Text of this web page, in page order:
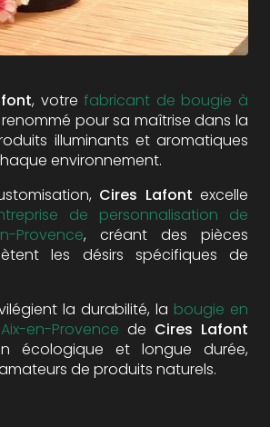
, votrefabricant de bougie à
renommé pour sa maîtrise dans la
illuminants et aromatiques
environnement.
Cires Lafont excelle
de personnalisation de
Provence, créant des pièces
les désirs spécifiques de
la durabilité, la bougie en
en-Provence de Cires Lafont
écologique et longue durée,
de produits naturels.